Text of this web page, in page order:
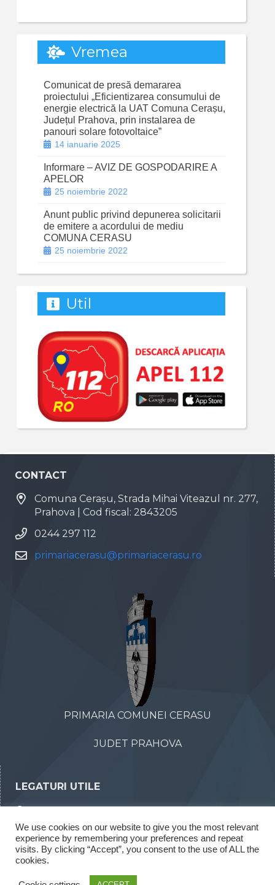
Vremea
Comunicat de presă demararea
proiectului „Eficientizarea consumului de
energie electrică la UAT Comuna Cerașu,
Județul Prahova, prin instalarea de
panouri solare fotovoltaice”
14 ianuarie 2025
Informare – AVIZ DE GOSPODARIRE A
APELOR
25 noiembrie 2022
Anunt public privind depunerea solicitarii
de emitere a acordului de mediu
COMUNA CERASU
25 noiembrie 2022
Util
CONTACT
Comuna Cerașu, Strada Mihai Viteazul nr. 277,
Prahova | Cod fiscal: 2843205
0244 297 112
primariacerasu@primariacerasu.ro
PRIMARIA COMUNEI CERASU
JUDET PRAHOVA
LEGATURI UTILE
Declaratii de interese
Rapoarte legea 52/2003
We use cookies on our website to give you the most relevant
experience by remembering your preferences and repeat
visits. By clicking “Accept”, you consent to the use of ALL the
cookies.